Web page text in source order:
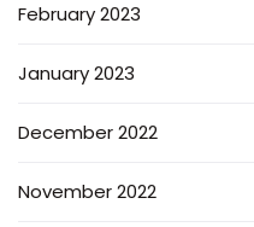
February 2023
January 2023
December 2022
November 2022